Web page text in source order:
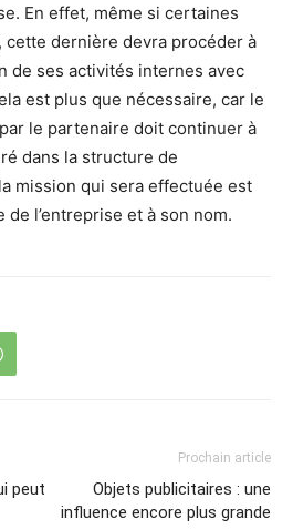
En effet, même si certaines
cette dernière devra procéder à
de ses activités internes avec
est plus que nécessaire, car le
le partenaire doit continuer à
dans la structure de
mission qui sera effectuée est
l’entreprise et à son nom.
peut
Prochain article
Objets publicitaires : une
influence encore plus grande